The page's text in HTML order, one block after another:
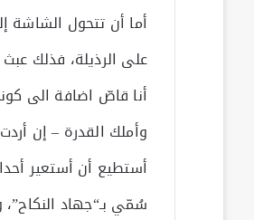
أما أن تتحول الشاشة
على الرذيلة، فذلك
أنا قاصّ اضافة الى
وأملك القدرة – إن
أستطيع أن أستعير
سُمّي بـ“جهاد